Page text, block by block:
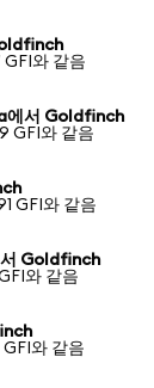
GFI와 같음
에서 Goldfinch
GFI와 같음
GFI와 같음
Goldfinch
와 같음
GFI와 같음